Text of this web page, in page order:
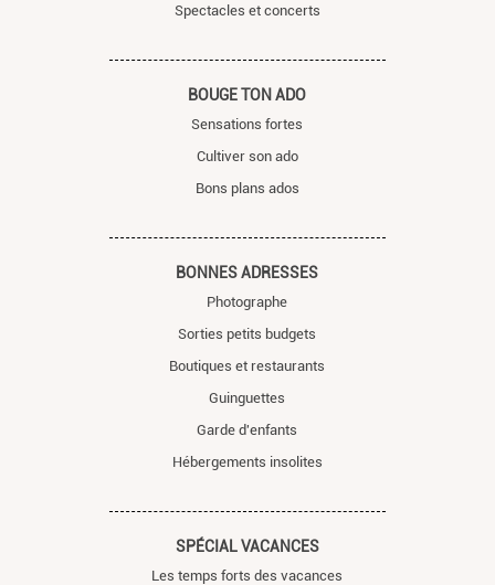
Spectacles et concerts
BOUGE TON ADO
Sensations fortes
Cultiver son ado
Bons plans ados
BONNES ADRESSES
Photographe
Sorties petits budgets
Boutiques et restaurants
Guinguettes
Garde d'enfants
Hébergements insolites
SPÉCIAL VACANCES
Les temps forts des vacances